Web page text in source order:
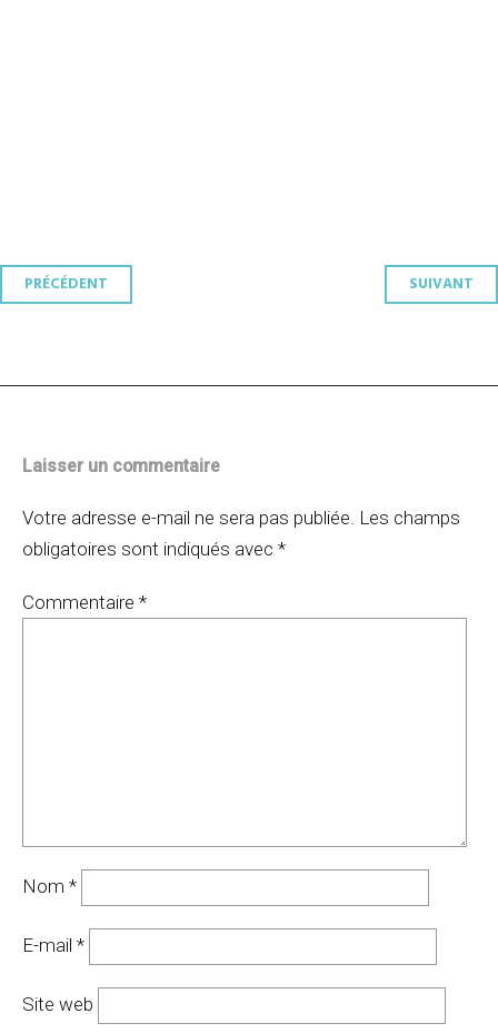
Navigation
PRÉCÉDENT SUIVANT
Laisser un commentaire
Votre adresse e-mail ne sera pas publiée. Les champs
obligatoires sont indiqués avec *
Commentaire *
Nom *
E-mail *
Site web